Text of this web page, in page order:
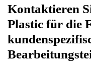
Kontaktieren
Plastic für die